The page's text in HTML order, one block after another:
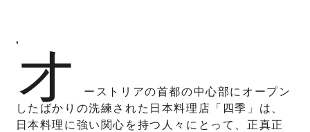
"オ
ーストリアの首都の中心部にオープン
したばかりの洗練された日本料理店「四季」は、
日本料理に強い関心を持つ人々にとって、正真正